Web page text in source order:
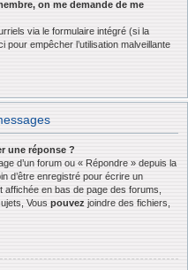
on me demande de me
via le formulaire intégré (si la
pour empêcher l’utilisation malveillante
une réponse ?
d’un forum ou « Répondre » depuis la
d’être enregistré pour écrire un
en bas de page des forums,
Vous pouvez joindre des fichiers,